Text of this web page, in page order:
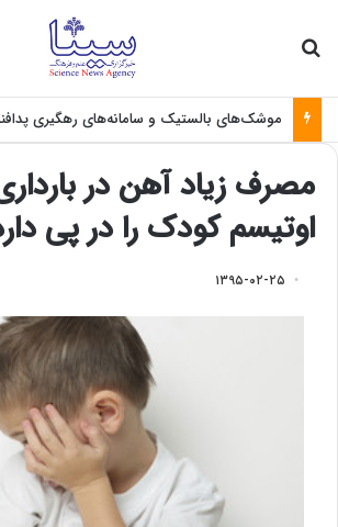
مصرف زیاد آهن در
اوتیسم کودک را در پی
۱۳۹۵-۰۲-۲۵